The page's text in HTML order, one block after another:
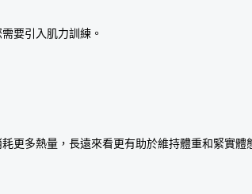
需要引入肌力訓練。
更多熱量，長遠來看更有助於維持體重和緊實體